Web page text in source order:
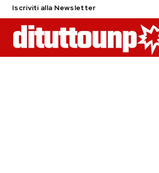
Iscriviti alla Newsletter